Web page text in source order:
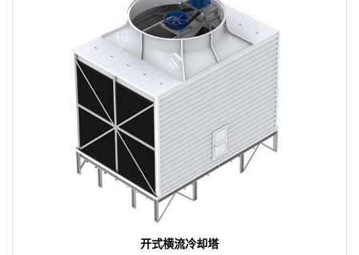
开式横流冷却塔